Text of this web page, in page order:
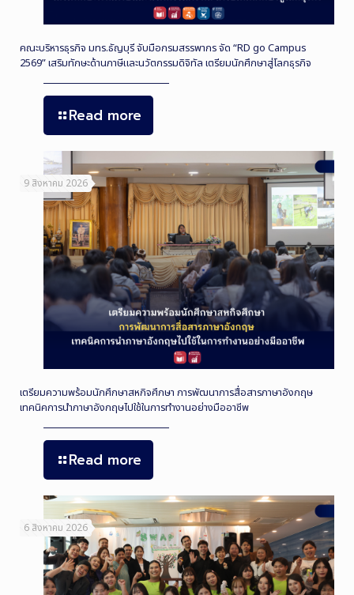
คณะบริหารธุรกิจ มทร.ธัญบุรี จับมือกรมสรรพากร จัด “RD go Campus
2569” เสริมทักษะด้านภาษีและนวัตกรรมดิจิทัล เตรียมนักศึกษาสู่โลกธุรกิจ
Read more
9 สิงหาคม 2026
เตรียมความพร้อมนักศึกษาสหกิจศึกษา การพัฒนาการสื่อสารภาษาอังกฤษ
เทคนิคการนำภาษาอังกฤษไปใช้ในการทำงานอย่างมืออาชีพ
Read more
6 สิงหาคม 2026